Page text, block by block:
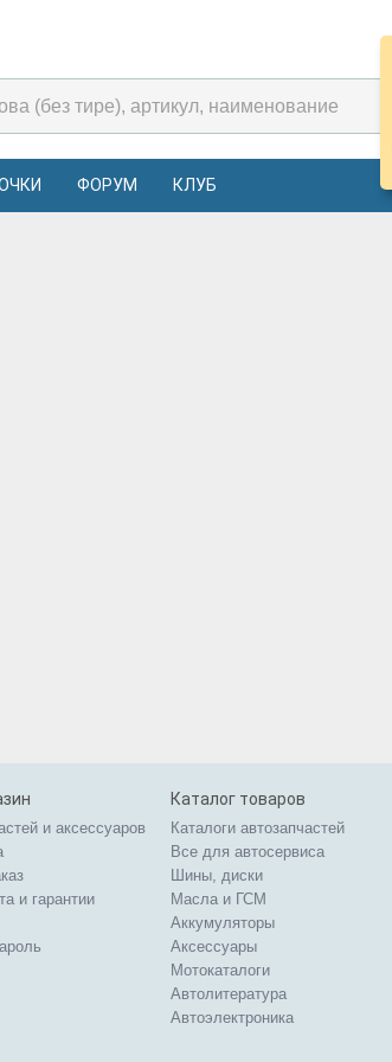
ФОРУМ КЛУБ
и аксессуаров
и гарантии
Каталог товаров
Каталоги автозапчастей
Все для автосервиса
Шины, диски
Масла и ГСМ
Аккумуляторы
Аксессуары
Мотокаталоги
Автолитература
Автоэлектроника